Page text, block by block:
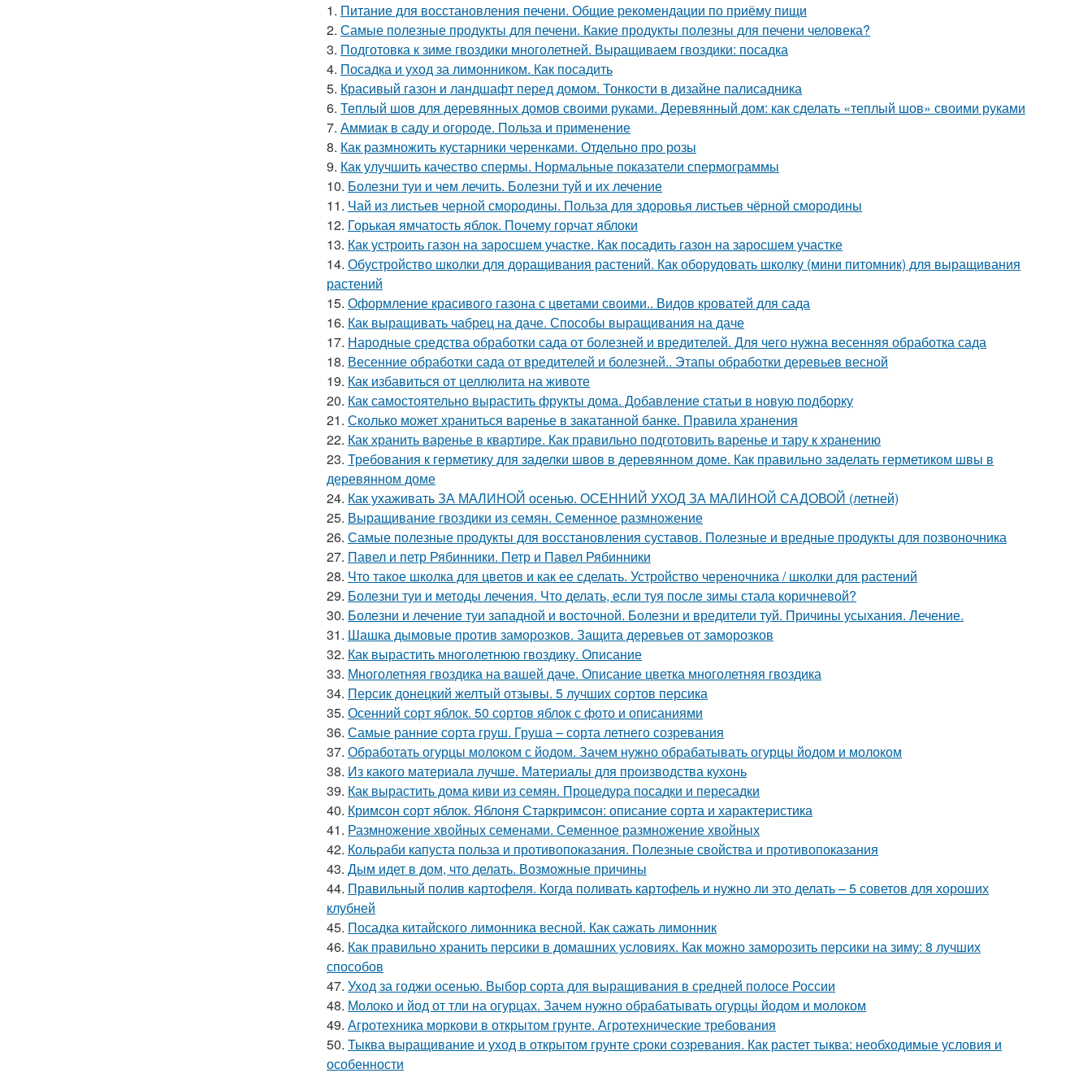
1. Питание для восстановления печени. Общие рекомендации по приёму пищи
2. Самые полезные продукты для печени. Какие продукты полезны для печени человека?
3. Подготовка к зиме гвоздики многолетней. Выращиваем гвоздики: посадка
4. Посадка и уход за лимонником. Как посадить
5. Красивый газон и ландшафт перед домом. Тонкости в дизайне палисадника
6. Теплый шов для деревянных домов своими руками. Деревянный дом: как сделать «теплый шов» своими руками
7. Аммиак в саду и огороде. Польза и применение
8. Как размножить кустарники черенками. Отдельно про розы
9. Как улучшить качество спермы. Нормальные показатели спермограммы
10. Болезни туи и чем лечить. Болезни туй и их лечение
11. Чай из листьев черной смородины. Польза для здоровья листьев чёрной смородины
12. Горькая ямчатость яблок. Почему горчат яблоки
13. Как устроить газон на заросшем участке. Как посадить газон на заросшем участке
14. Обустройство школки для доращивания растений. Как оборудовать школку (мини питомник) для выращивания
растений
15. Оформление красивого газона с цветами своими.. Видов кроватей для сада
16. Как выращивать чабрец на даче. Способы выращивания на даче
17. Народные средства обработки сада от болезней и вредителей. Для чего нужна весенняя обработка сада
18. Весенние обработки сада от вредителей и болезней.. Этапы обработки деревьев весной
19. Как избавиться от целлюлита на животе
20. Как самостоятельно вырастить фрукты дома. Добавление статьи в новую подборку
21. Сколько может храниться варенье в закатанной банке. Правила хранения
22. Как хранить варенье в квартире. Как правильно подготовить варенье и тару к хранению
23. Требования к герметику для заделки швов в деревянном доме. Как правильно заделать герметиком швы в
деревянном доме
24. Как ухаживать ЗА МАЛИНОЙ осенью. ОСЕННИЙ УХОД ЗА МАЛИНОЙ САДОВОЙ (летней)
25. Выращивание гвоздики из семян. Семенное размножение
26. Самые полезные продукты для восстановления суставов. Полезные и вредные продукты для позвоночника
27. Павел и петр Рябинники. Петр и Павел Рябинники
28. Что такое школка для цветов и как ее сделать. Устройство череночника / школки для растений
29. Болезни туи и методы лечения. Что делать, если туя после зимы стала коричневой?
30. Болезни и лечение туи западной и восточной. Болезни и вредители туй. Причины усыхания. Лечение.
31. Шашка дымовые против заморозков. Защита деревьев от заморозков
32. Как вырастить многолетнюю гвоздику. Описание
33. Многолетняя гвоздика на вашей даче. Описание цветка многолетняя гвоздика
34. Персик донецкий желтый отзывы. 5 лучших сортов персика
35. Осенний сорт яблок. 50 сортов яблок с фото и описаниями
36. Самые ранние сорта груш. Груша – сорта летнего созревания
37. Обработать огурцы молоком с йодом. Зачем нужно обрабатывать огурцы йодом и молоком
38. Из какого материала лучше. Материалы для производства кухонь
39. Как вырастить дома киви из семян. Процедура посадки и пересадки
40. Кримсон сорт яблок. Яблоня Старкримсон: описание сорта и характеристика
41. Размножение хвойных семенами. Семенное размножение хвойных
42. Кольраби капуста польза и противопоказания. Полезные свойства и противопоказания
43. Дым идет в дом, что делать. Возможные причины
44. Правильный полив картофеля. Когда поливать картофель и нужно ли это делать – 5 советов для хороших
клубней
45. Посадка китайского лимонника весной. Как сажать лимонник
46. Как правильно хранить персики в домашних условиях. Как можно заморозить персики на зиму: 8 лучших
способов
47. Уход за годжи осенью. Выбор сорта для выращивания в средней полосе России
48. Молоко и йод от тли на огурцах. Зачем нужно обрабатывать огурцы йодом и молоком
49. Агротехника моркови в открытом грунте. Агротехнические требования
50. Тыква выращивание и уход в открытом грунте сроки созревания. Как растет тыква: необходимые условия и
особенности